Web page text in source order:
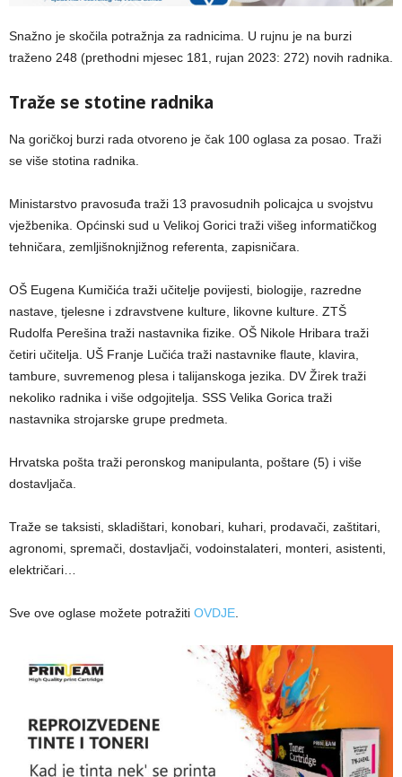
Snažno je skočila potražnja za radnicima. U rujnu je na burzi
traženo 248 (prethodni mjesec 181, rujan 2023: 272) novih radnika.
Traže se stotine radnika
Na goričkoj burzi rada otvoreno je čak 100 oglasa za posao. Traži
se više stotina radnika.
Ministarstvo pravosuđa traži 13 pravosudnih policajca u svojstvu
vježbenika. Općinski sud u Velikoj Gorici traži višeg informatičkog
tehničara, zemljišnoknjižnog referenta, zapisničara.
OŠ Eugena Kumičića traži učitelje povijesti, biologije, razredne
nastave, tjelesne i zdravstvene kulture, likovne kulture. ZTŠ
Rudolfa Perešina traži nastavnika fizike. OŠ Nikole Hribara traži
četiri učitelja. UŠ Franje Lučića traži nastavnike flaute, klavira,
tambure, suvremenog plesa i talijanskoga jezika. DV Žirek traži
nekoliko radnika i više odgojitelja. SSS Velika Gorica traži
nastavnika strojarske grupe predmeta.
Hrvatska pošta traži peronskog manipulanta, poštare (5) i više
dostavljača.
Traže se taksisti, skladištari, konobari, kuhari, prodavači, zaštitari,
agronomi, spremači, dostavljači, vodoinstalateri, monteri, asistenti,
električari…
Sve ove oglase možete potražiti OVDJE